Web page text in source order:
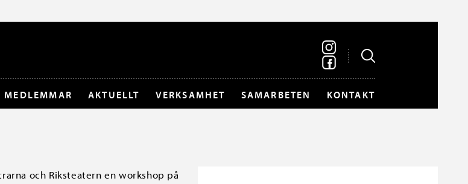
MEDLEMMAR AKTUELLT VERKSAMHET SAMARBETEN KONTAKT
och Riksteatern en workshop på